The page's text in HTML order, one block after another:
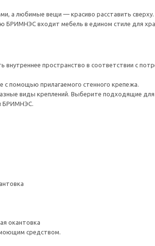
а любимые вещи — красиво расставить
БРИМНЭС входит мебель в едином стиле для
пространство в соответствии с
с помощью прилагаемого стенного крепежа.
виды креплений. Выберите подходящие
БРИМНЭС.
окантовка
средством.